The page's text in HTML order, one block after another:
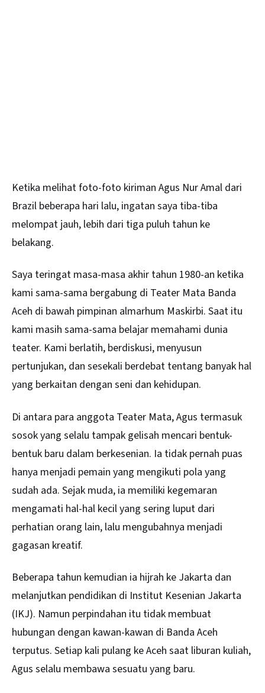
Ketika melihat foto-foto kiriman Agus Nur Amal dari
Brazil beberapa hari lalu, ingatan saya tiba-tiba
melompat jauh, lebih dari tiga puluh tahun ke
belakang.
Saya teringat masa-masa akhir tahun 1980-an ketika
kami sama-sama bergabung di Teater Mata Banda
Aceh di bawah pimpinan almarhum Maskirbi. Saat itu
kami masih sama-sama belajar memahami dunia
teater. Kami berlatih, berdiskusi, menyusun
pertunjukan, dan sesekali berdebat tentang banyak hal
yang berkaitan dengan seni dan kehidupan.
Di antara para anggota Teater Mata, Agus termasuk
sosok yang selalu tampak gelisah mencari bentuk-
bentuk baru dalam berkesenian. Ia tidak pernah puas
hanya menjadi pemain yang mengikuti pola yang
sudah ada. Sejak muda, ia memiliki kegemaran
mengamati hal-hal kecil yang sering luput dari
perhatian orang lain, lalu mengubahnya menjadi
gagasan kreatif.
Beberapa tahun kemudian ia hijrah ke Jakarta dan
melanjutkan pendidikan di Institut Kesenian Jakarta
(IKJ). Namun perpindahan itu tidak membuat
hubungan dengan kawan-kawan di Banda Aceh
terputus. Setiap kali pulang ke Aceh saat liburan kuliah,
Agus selalu membawa sesuatu yang baru.